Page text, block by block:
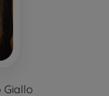
Giallo